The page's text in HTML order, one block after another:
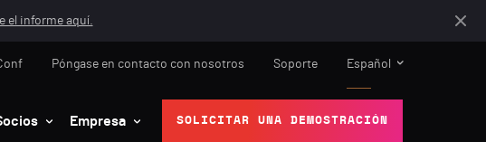
el informe aquí.
Empresa SOLICITAR UNA DEMOSTRACIÓN
Póngase en contacto con nosotros Soporte Español